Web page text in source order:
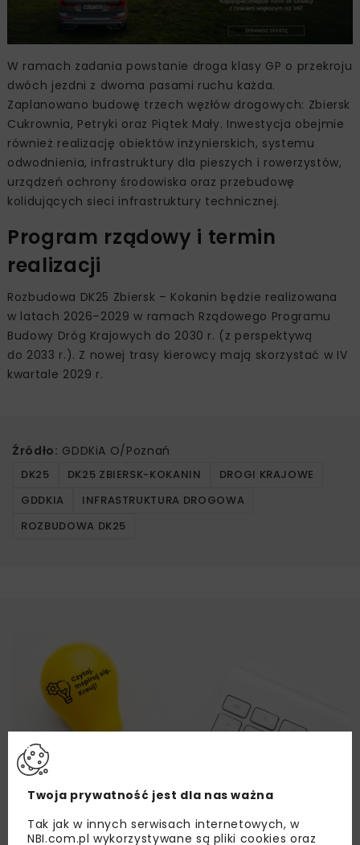
W ramach zadania powstanie droga klasy GP o przekroju
dwóch jezdni z dwoma pasami ruchu każda.
Zaplanowano budowę trzech węzłów drogowych: Zbiersk
Cukrownia, Petryki oraz Piątek Mały. Inwestycja obejmie
również realizację obiektów inżynierskich, systemu
odwodnienia, infrastruktury dla pieszych i rowerzystów,
urządzeń ochrony środowiska oraz przebudowę
kolidujących sieci infrastruktury technicznej.
Program rządowy i termin
realizacji
Rozbudowa DK25 Zbiersk – Kokanin będzie realizowana
w latach 2026–2029 w ramach Rządowego Programu
Budowy Dróg Krajowych do 2030 r. (z perspektywą
do 2033 r.). Z nowej trasy kierowcy mają skorzystać w IV
kwartale 2029 r.
Źródło: GDDKiA O/Poznań
DK25 DK25 ZBIERSK-KOKANIN
DROGI KRAJOWE
GDDKIA
INFRASTRUKTURA DROGOWA
ROZBUDOWA DK25
Twoja prywatność jest dla nas ważna
Tak jak w innych serwisach internetowych, w
NBI.com.pl wykorzystywane są pliki cookies oraz